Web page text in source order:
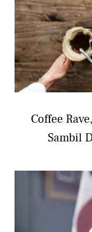
Coffee
Sambil